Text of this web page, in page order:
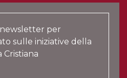
per
sulle iniziative della
Cristiana